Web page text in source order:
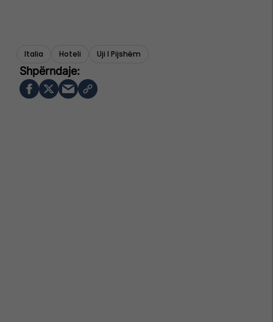
Italia Hoteli Uji I Pijshëm